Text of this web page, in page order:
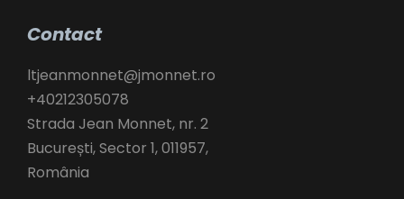
Contact
ltjeanmonnet@jmonnet.ro
+40212305078
Strada Jean Monnet, nr. 2
București,Sector 1,011957,
România